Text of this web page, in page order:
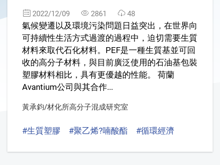
2022/12/09 2861 48
氣候變遷以及環境污染問題日益突出，在世界向
可持續性生活方式過渡的過程中，迫切需要生質
材料來取代石化材料。PEF是一種生質基並可回
收的高分子材料，與目前廣泛使用的石油基包裝
塑膠材料相比，具有更優越的性能。 荷蘭
Avantium公司與其合作...
黃承鈞/材化所高分子混成研究室
#生質塑膠 #聚乙烯?喃酸酯 #循環經濟